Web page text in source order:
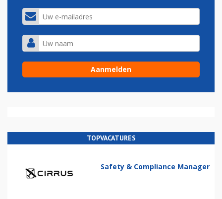
TOPVACATURES
Safety & Compliance Manager